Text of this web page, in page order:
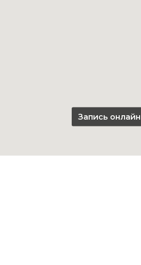
Запись онлайн